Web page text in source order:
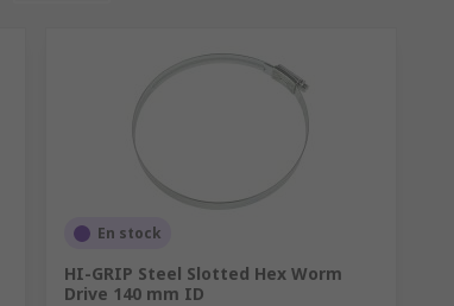
En stock
HI-GRIP Steel Slotted Hex Worm
Drive 140 mm ID